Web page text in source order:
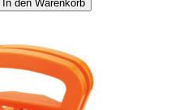
In den Warenkorb